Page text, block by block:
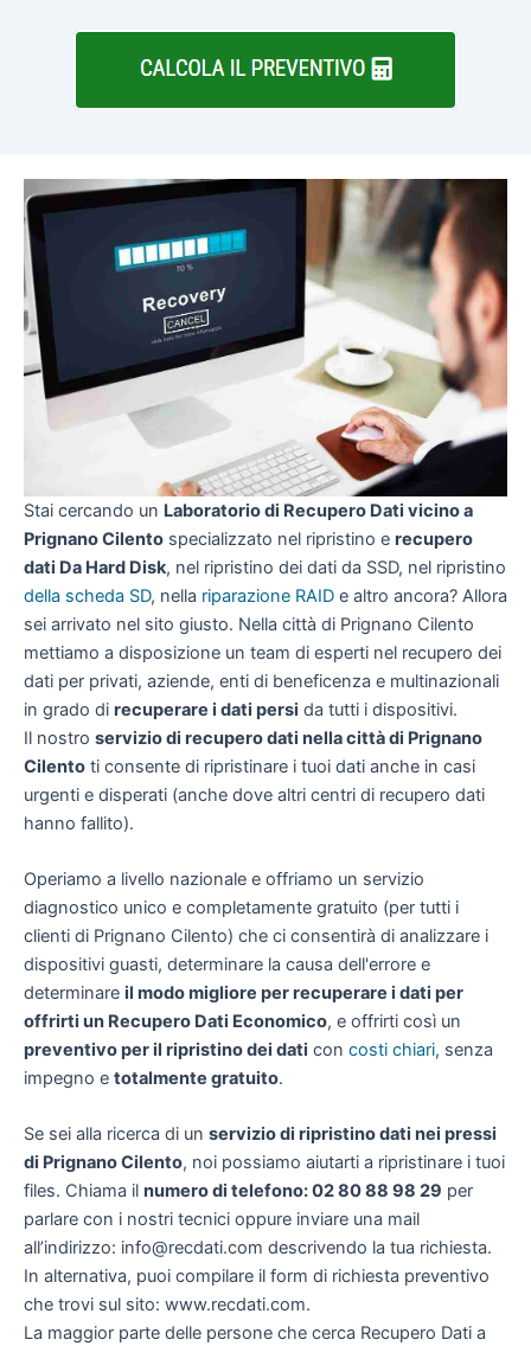
Stai cercando un Laboratorio di Recupero Dati vicino a
Prignano Cilento specializzato nel ripristino e recupero
dati Da Hard Disk, nel ripristino dei dati da SSD, nel ripristino
della scheda SD, nella riparazione RAID e altro ancora? Allora
sei arrivato nel sito giusto. Nella città di Prignano Cilento
mettiamo a disposizione un team di esperti nel recupero dei
dati per privati, aziende, enti di beneficenza e multinazionali
in grado di recuperare i dati persi da tutti i dispositivi.
Il nostro servizio di recupero dati nella città di Prignano
Cilento ti consente di ripristinare i tuoi dati anche in casi
urgenti e disperati (anche dove altri centri di recupero dati
hanno fallito).
Operiamo a livello nazionale e offriamo un servizio
diagnostico unico e completamente gratuito (per tutti i
clienti di Prignano Cilento) che ci consentirà di analizzare i
dispositivi guasti, determinare la causa dell'errore e
determinare il modo migliore per recuperare i dati per
offrirti un Recupero Dati Economico, e offrirti così un
preventivo per il ripristino dei dati con costi chiari, senza
impegno e totalmente gratuito.
Se sei alla ricerca di un servizio di ripristino dati nei pressi
di Prignano Cilento, noi possiamo aiutarti a ripristinare i tuoi
files. Chiama il numero di telefono: 02 80 88 98 29 per
parlare con i nostri tecnici oppure inviare una mail
all’indirizzo: info@recdati.com descrivendo la tua richiesta.
In alternativa, puoi compilare il form di richiesta preventivo
che trovi sul sito: www.recdati.com.
La maggior parte delle persone che cerca Recupero Dati a